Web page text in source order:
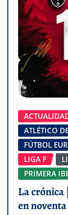
ATLÉTICO
FÚTBOL
LIGA F
PRIMERA
La crónica
en